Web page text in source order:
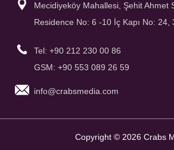
Mecidiyeköy Mahallesi, Şehit Ahmet
Residence No: 6 -10 İç Kapı No: 24,
Tel: +90 212 230 00 86
GSM: +90 553 089 26 59
info@crabsmedia.com
Copyright © 2026 Crabs